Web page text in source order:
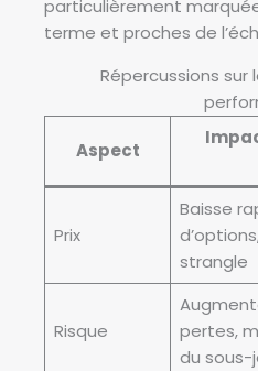
particulièrement
terme et proches de
Répercussions sur
Aspect
Prix
Baisse
strangle
Risque
pertes,
du sous-